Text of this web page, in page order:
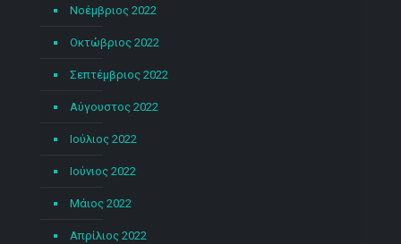
Νοέμβριος 2022
Οκτώβριος 2022
Σεπτέμβριος 2022
Αύγουστος 2022
Ιούλιος 2022
Ιούνιος 2022
Μάιος 2022
Απρίλιος 2022